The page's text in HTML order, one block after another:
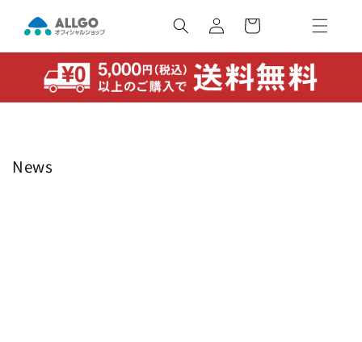
ンツに
進む
ロ
イ
ン
ー
News